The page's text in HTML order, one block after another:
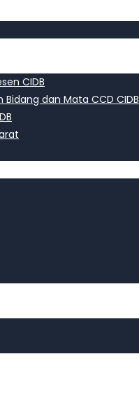
CIDB
dan Mata CCD CIDB